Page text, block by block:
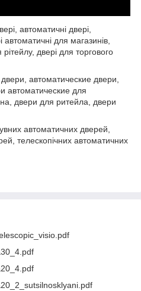
автоматичні двері,
для магазинів,
двері для торгового
автоматические двери,
автоматические для
двери для ритейла, двери
автоматичних дверей,
телескопічних автоматичних